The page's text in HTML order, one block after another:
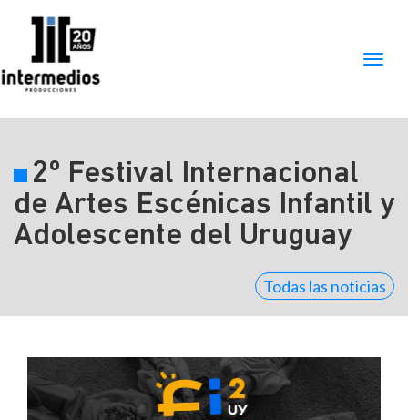
2º Festival Internacional
de Artes Escénicas Infantil y
Adolescente del Uruguay
Todas las noticias